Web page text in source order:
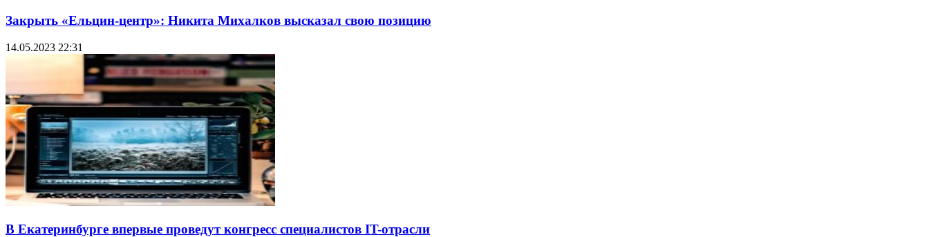
Закрыть «Ельцин-центр»: Никита Михалков высказал свою позицию
14.05.2023 22:31
В Екатеринбурге впервые проведут конгресс специалистов IT-отрасли